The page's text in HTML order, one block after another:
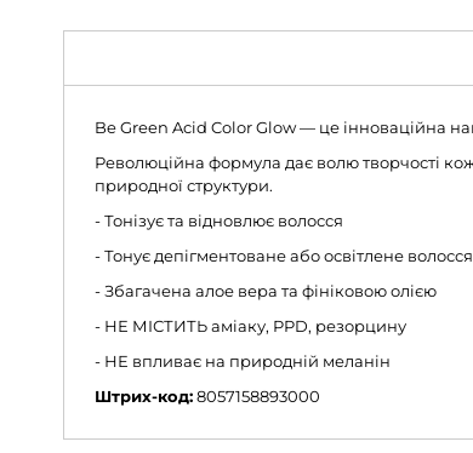
Be Green Acid Color Glow — це інноваційна
Революційна формула дає волю творчості
природної структури.
- Тонізує та відновлює волосся
- Тонує депігментоване або освітлене волосся
- Збагачена алое вера та фініковою олією
- НЕ МІСТИТЬ аміаку, PPD, резорцину
- НЕ впливає на природній меланін
Штрих-код:8057158893000